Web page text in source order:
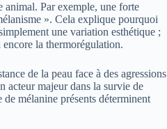
animal. Par exemple, une forte
». Cela explique pourquoi
une variation esthétique ;
la thermorégulation.
de la peau face à des agressions
acteur majeur dans la survie de
mélanine présents déterminent